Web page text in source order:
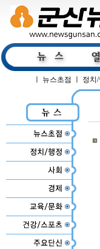
뉴스초점 정치